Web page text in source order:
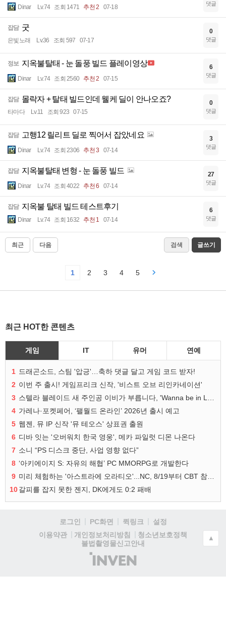
Dinar Lv.74 조회 1471 추천 2 07-18 댓글
잡담 굿
은빛노래 Lv.36 조회 597 07-17
0
댓글
정보 지옥불탈태 - 눈 돌풍 빌드 플레이영상
Dinar Lv.74 조회 2560 추천 2 07-15
6
댓글
잡담 몰락자 + 탈태 빌드인데 웰케 딜이 안나오죠?
타마다 Lv.11 조회 923 07-15
0
댓글
잡담 고행12 릴리트 딜로 찍어서 잡았네요
Dinar Lv.74 조회 2306 추천 3 07-14
3
댓글
잡담 지옥불탈태 변형 - 눈 돌풍 빌드
Dinar Lv.74 조회 4022 추천 6 07-14
27
댓글
잡담 지옥불 탈태 빌드 테스트후기
Dinar Lv.74 조회 1632 추천 1 07-14
6
댓글
최근 다음 검색 글쓰기
1 2 3 4 5
최근 HOT한 콘텐츠
게임 IT 유머 연예
1 드래곤소드, 스팀 '압긍'…축하 댓글 달고 게임 코드 받자!
2 이번 주 출시! 게임프리크 신작, '비스트 오브 리인카네이션'
3
4 가레나·포켓페어, ‘팰월드 온라인’ 2026년 출시 예고
5 웹젠, 뮤 IP 신작 '뮤 테오스' 상표권 출원
6 디바 잇는 '오버워치 한국 영웅', 메카 파일럿 디몬 나온다
7 소니 “PS 디스크 중단, 사업 영향 없다”
8 ‘아키에이지 S: 자유의 해협’ PC MMORPG로 개발한다
9
10갈피를 잡지 못한 젠지, DK에게도 0:2 패배
로그인 PC화면 퀵링크
설정
이용약관
개인정보처리방침
청소년보호정책
불법촬영물신고안내
(주)
인
▲